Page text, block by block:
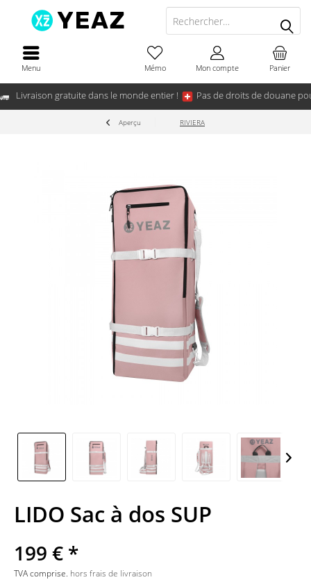
Livraison gratuite dans le monde entier ! Pas de droits de douane
Menu Panier
Mémo Mon compte
Aperçu RIVIERA
LIDO Sac à dos SUP
199 € *
TVA comprise. hors frais de livraison